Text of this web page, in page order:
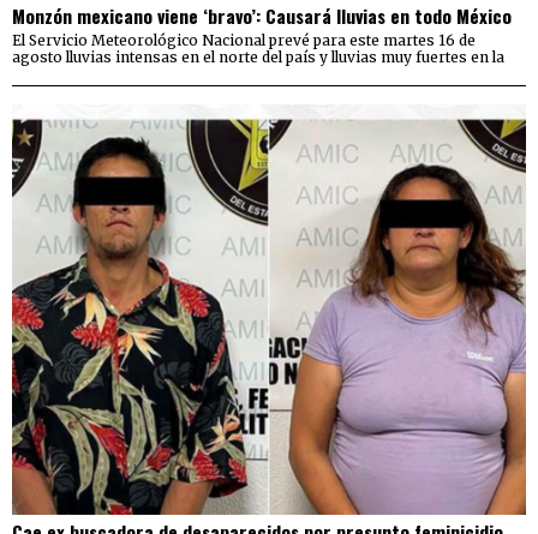
Monzón mexicano viene ‘bravo’: Causará lluvias en todo México
El Servicio Meteorológico Nacional prevé para este martes 16 de
agosto lluvias intensas en el norte del país y lluvias muy fuertes en la